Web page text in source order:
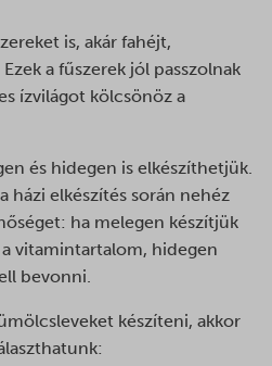
is, akár fahéjt,
a fűszerek jól passzolnak
ízvilágot kölcsönöz a
és hidegen is elkészíthetjük.
házi elkészítés során nehéz
ha melegen készítjük
vitamintartalom, hidegen
bevonni.
készíteni, akkor